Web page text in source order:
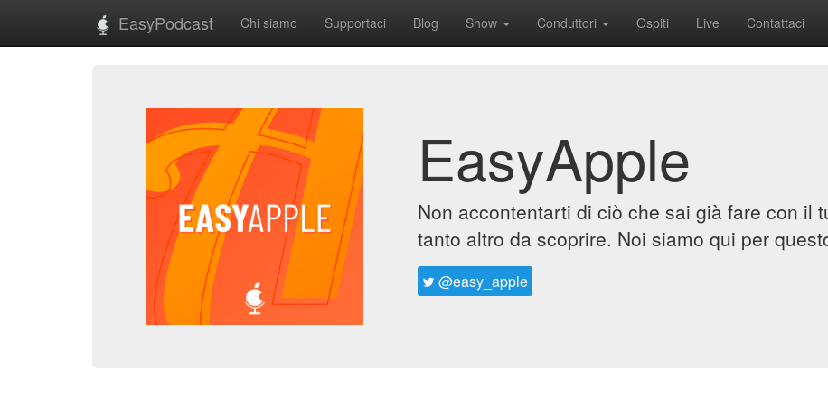
EasyPodcast Chi siamo Supportaci Blog Show Conduttori Ospiti Live Contattaci
EasyApple
Non accontentarti di ciò che sai già fare con il
tanto altro da scoprire. Noi siamo qui per
@easy_apple